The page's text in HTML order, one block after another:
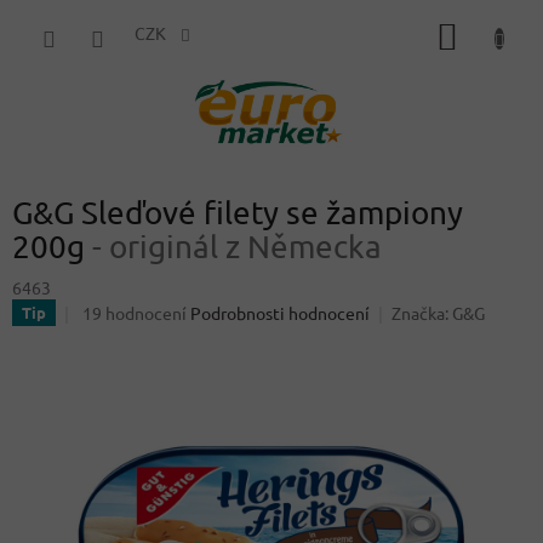
CZK
G&G Sleďové filety se žampiony
200g - originál z Německa
6463
Tip
Průměrné
hvězdiček.
19 hodnocení Podrobnosti hodnocení Značka: G&G